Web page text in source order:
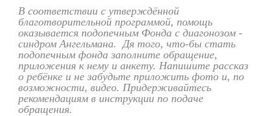
В соответствии с утверждённой
благотворительной программой, помощь
оказывается подопечным Фонда с диагонозом -
синдром Ангельмана. Дя того, что-бы стать
подопечным фонда заполните обращение,
приложения к нему и анкету. Напишите рассказ
о ребёнке и не забудьте приложить фото и, по
возможности, видео. Придерживайтесь
рекомендациям в инструкции по подаче
обращения.